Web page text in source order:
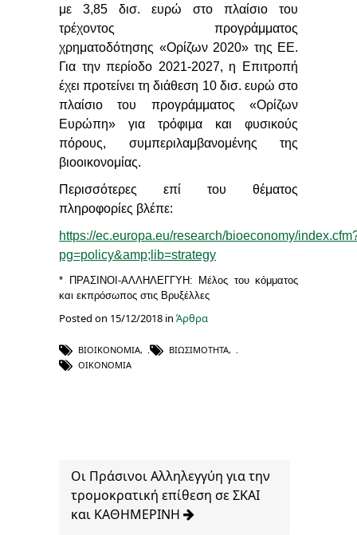
με 3,85 δισ. ευρώ στο πλαίσιο του
τρέχοντος προγράμματος
χρηματοδότησης «Ορίζων 2020» της ΕΕ.
Για την περίοδο 2021-2027, η Επιτροπή
έχει προτείνει τη διάθεση 10 δισ. ευρώ στο
πλαίσιο του προγράμματος «Ορίζων
Ευρώπη» για τρόφιμα και φυσικούς
πόρους, συμπεριλαμβανομένης της
βιοοικονομίας.
Περισσότερες επί του θέματος
πληροφορίες βλέπε:
https://ec.europa.eu/research/bioeconomy/
pg=policy&amp;lib=strategy
* ΠΡΑΣΙΝΟΙ-ΑΛΛΗΛΕΓΓΥΗ: Μέλος του κόμματος
και εκπρόσωπος στις Βρυξέλλες
Posted on 15/12/2018 in Άρθρα
ΒΙΟΙΚΟΝΟΜΊΑ, ΒΙΩΣΙΜΌΤΗΤΑ,
ΟΙΚΟΝΟΜΊΑ
Οι Πράσινοι Αλληλεγγύη για την
τρομοκρατική επίθεση σε ΣΚΑΙ
και ΚΑΘΗΜΕΡΙΝΗ